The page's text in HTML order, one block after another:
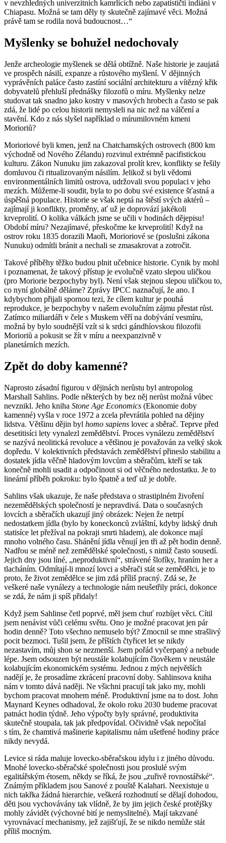
v nevzhledných univerzitních kamrlících nebo zapatističtí indiáni v
Chiapasu. Možná se tam děly ty skutečně zajímavé věci. Možná
právě tam se rodila nová budoucnost…“
Myšlenky se bohužel nedochovaly
Jenže archeologie myšlenek se dělá obtížně. Naše historie je zaujatá
ve prospěch násilí, expanze a růstového myšlení. V dějinných
vyprávěních paláce často zastíní sociální architekturu a vítězný křik
dobyvatelů přehluší přednášky filozofů o míru. Myšlenky nelze
studovat tak snadno jako kostry v masových hrobech a často se pak
zdá, že lidé po celou historii nemysleli na nic než na válčení a
stavění. Kdo z nás slyšel například o mírumilovném kmeni
Morioriů?
Morioriové byli kmen, jenž na Chatchamských ostrovech (800 km
východně od Nového Zélandu) rozvinul extrémně pacifistickou
kulturu. Zákon Nunuku jim zakazoval prolít krev, konflikty se řešily
domluvou či ritualizovaným násilím. Jelikož si byli vědomi
environmentálních limitů ostrova, udržovali svou populaci v jeho
mezích. Můžeme-li soudit, byla to po dobu své existence šťastná a
úspěšná populace. Historie se však neptá na štěstí svých aktérů –
zajímají ji konflikty, proměny, ať už je doprovází jakékoli
krveprolití. O kolika válkách jsme se učili v hodinách dějepisu!
Období míru? Nezajímavé, přeskočme ke krveprolití! Když na
ostrov roku 1835 dorazili Maoři, Morioriové se (poslušni zákona
Nunuku) odmítli bránit a nechali se zmasakrovat a zotročit.
Takové příběhy těžko budou plnit učebnice historie. Cynik by mohl
i poznamenat, že takový přístup je evolučně vzato slepou uličkou
(pro Moriorie bezpochyby byl). Není však stejnou slepou uličkou to,
co nyní globálně děláme? Zprávy IPCC naznačují, že ano. I
kdybychom přijali spornou tezi, že cílem kultur je pouhá
reprodukce, je bezpochyby v našem evolučním zájmu přestat růst.
Zatímco miliardáři v čele s Muskem věří na dobývání vesmíru,
možná by bylo soudnější vzít si k srdci gándhíovskou filozofii
Morioriů a pokusit se žít v míru a neexpanzivně v
planetárních mezích.
Zpět do doby kamenné?
Naprosto zásadní figurou v dějinách nerůstu byl antropolog
Marshall Sahlins. Podle některých by bez něj nerůst možná vůbec
nevznikl. Jeho kniha Stone Age Economics (Ekonomie doby
kamenné) vyšla v roce 1972 a zcela převrátila pohled na dějiny
lidstva. Většinu dějin byl homo sapiens lovec a sběrač. Teprve před
desetitisíci lety vynalezl zemědělství. Proces vynálezu zemědělství
se nazývá neolitická revoluce a většinou je považován za velký skok
dopředu. V kolektivních představách zemědělství přineslo stabilitu a
dostatek jídla věčně hladovým lovcům a sběračům, kteří se tak
konečně mohli usadit a odpočinout si od věčného nedostatku. Je to
lineární příběh pokroku: bylo špatně a teď už je dobře.
Sahlins však ukazuje, že naše představa o strastiplném živoření
nezemědělských společností je nepravdivá. Data o současných
lovcích a sběračích ukazují jiný obrázek: Nejen že netrpí
nedostatkem jídla (bylo by koneckonců zvláštní, kdyby lidský druh
statisíce let přežíval na pokraji smrti hladem), ale dokonce mají
mnoho volného času. Shánění jídla věnují jen tři až pět hodin denně.
Nadřou se méně než zemědělské společnosti, s nimiž často sousedí.
Jejich dny jsou líné, „neproduktivní“, strávené šlofíky, hraním her a
tlacháním. Odmítají-li mnozí lovci a sběrači stát se zemědělci, je to
proto, že život zemědělce se jim zdá příliš pracný. Zdá se, že
veškeré naše vynálezy a technologie nám neušetřily práci, dokonce
se zdá, že nám ji spíš přidaly!
Když jsem Sahlinse četl poprvé, měl jsem chuť rozbíjet věci. Cítil
jsem nenávist vůči celému světu. Ono je možné pracovat jen pár
hodin denně? Toto všechno nemuselo být? Zmocnil se mne strašlivý
pocit bezmoci. Tušil jsem, že příštích čtyřicet let se nikdy
nezastavím, můj shon se nezmenší. Jsem pořád vyčerpaný a nebude
lépe. Jsem odsouzen být neustále kolabujícím člověkem v neustále
kolabujícím ekonomickém systému. Jednou z mých největších
nadějí je, že prosadíme zkrácení pracovní doby. Sahlinsova kniha
nám v tomto dává naději. Ne všichni pracují tak jako my, mohli
bychom pracovat mnohem méně. Produktivní jsme na to dost. John
Maynard Keynes odhadoval, že okolo roku 2030 budeme pracovat
patnáct hodin týdně. Jeho výpočty byly správné, produktivita
skutečně stoupala, tak jak předpovídal. Očividně však nepočítal
s tím, že chamtivá mašinerie kapitalismu nám ušetřené hodiny práce
nikdy nevydá.
Levice si ráda maluje lovecko-sběračskou idylu i z jiného důvodu.
Mnohé lovecko-sběračské společnosti jsou proslulé svým
egalitářským étosem, někdy se říká, že jsou „zuřivě rovnostářské“.
Známým příkladem jsou Sanové z pouště Kalahari. Neexistuje u
nich takřka žádná hierarchie, veškerá rozhodnutí se dělají dohodou,
děti jsou vychovávány tak vlídně, že by jim jejich české protějšky
mohly závidět (výchovné bití je nemyslitelné). Mají takzvané
vyrovnávací mechanismy, jež zajišťují, že se nikdo nemůže stát
příliš mocným.